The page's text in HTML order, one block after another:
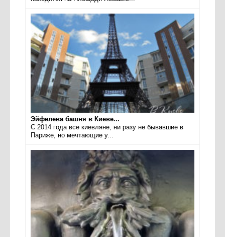
Эйфелева башня в Киеве...
С 2014 года все киевляне, ни разу не бывавшие в
Париже, но мечтающие у...